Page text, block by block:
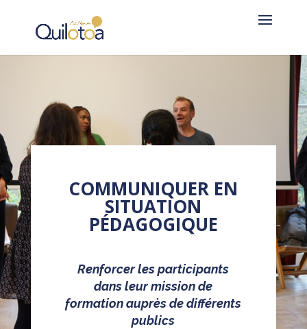
COMMUNIQUER EN
SITUATION
PÉDAGOGIQUE
Renforcer les participants
dans leur mission de
formation auprès de différents
publics